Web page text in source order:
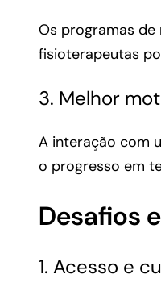
Os programas
fisioterapeutas
3. Melhor
A interação com
o progresso em
Desafios
1. Acesso e